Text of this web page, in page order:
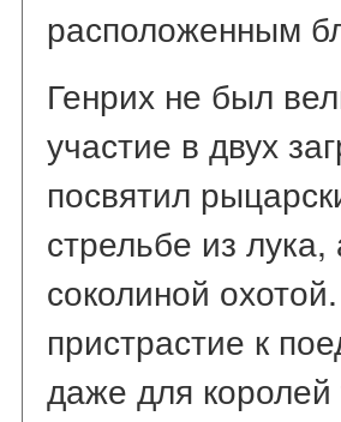
расположенным
Генрих не был
участие в двух
посвятил
стрельбе из
соколиной
пристрастие к
даже для